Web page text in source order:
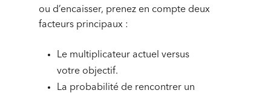
ou d’encaisser, prenez en compte deux
facteurs principaux :
Le multiplicateur actuel versus
votre objectif.
La probabilité de rencontrer un